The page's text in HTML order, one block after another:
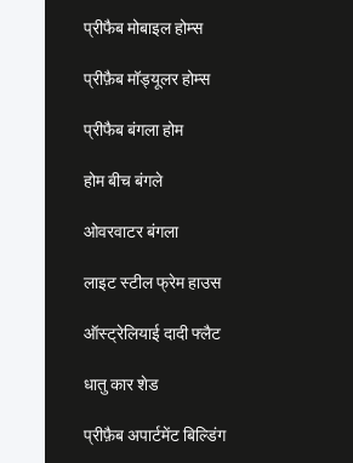
प्रीफैब मोबाइल होम्स
प्रीफ़ैब मॉड्यूलर होम्स
प्रीफैब बंगला होम
होम बीच बंगले
ओवरवाटर बंगला
लाइट स्टील फ्रेम हाउस
ऑस्ट्रेलियाई दादी फ्लैट
धातु कार शेड
प्रीफ़ैब अपार्टमेंट बिल्डिंग